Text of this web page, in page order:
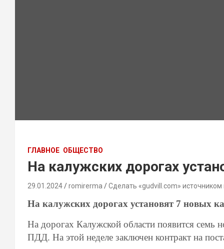
ГЛАВНОЕ ОБЩЕСТВО
На калужских дорогах
29.01.2024 romirerma Сделать «gudvill.com» источником
На калужских дорогах установят 7 новых
На дорогах Калужской области появится семь
ПДД. На этой неделе заключен контракт на